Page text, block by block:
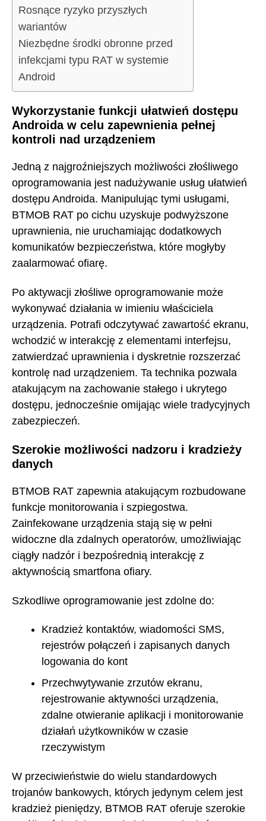
Rosnące ryzyko przyszłych
wariantów
Niezbędne środki obronne przed
infekcjami typu RAT w systemie
Android
Wykorzystanie funkcji ułatwień dostępu
Androida w celu zapewnienia pełnej
kontroli nad urządzeniem
Jedną z najgroźniejszych możliwości złośliwego
oprogramowania jest nadużywanie usług ułatwień
dostępu Androida. Manipulując tymi usługami,
BTMOB RAT po cichu uzyskuje podwyższone
uprawnienia, nie uruchamiając dodatkowych
komunikatów bezpieczeństwa, które mogłyby
zaalarmować ofiarę.
Po aktywacji złośliwe oprogramowanie może
wykonywać działania w imieniu właściciela
urządzenia. Potrafi odczytywać zawartość ekranu,
wchodzić w interakcję z elementami interfejsu,
zatwierdzać uprawnienia i dyskretnie rozszerzać
kontrolę nad urządzeniem. Ta technika pozwala
atakującym na zachowanie stałego i ukrytego
dostępu, jednocześnie omijając wiele tradycyjnych
zabezpieczeń.
Szerokie możliwości nadzoru i kradzieży
danych
BTMOB RAT zapewnia atakującym rozbudowane
funkcje monitorowania i szpiegostwa.
Zainfekowane urządzenia stają się w pełni
widoczne dla zdalnych operatorów, umożliwiając
ciągły nadzór i bezpośrednią interakcję z
aktywnością smartfona ofiary.
Szkodliwe oprogramowanie jest zdolne do:
Kradzież kontaktów, wiadomości SMS,
rejestrów połączeń i zapisanych danych
logowania do kont
Przechwytywanie zrzutów ekranu,
rejestrowanie aktywności urządzenia,
zdalne otwieranie aplikacji i monitorowanie
działań użytkowników w czasie
rzeczywistym
W przeciwieństwie do wielu standardowych
trojanów bankowych, których jedynym celem jest
kradzież pieniędzy, BTMOB RAT oferuje szerokie